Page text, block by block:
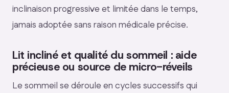
inclinaison progressive et limitée dans le temps,
jamais adoptée sans raison médicale précise.
Lit incliné et qualité du sommeil : aide
précieuse ou source de micro-réveils
Le sommeil se déroule en cycles successifs qui